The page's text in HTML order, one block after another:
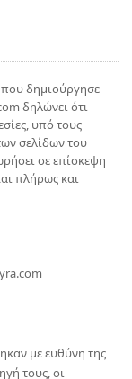
δημιούργησε
δηλώνει ότι
υπό τους
σελίδων του
σε επίσκεψη
πλήρως και
με ευθύνη της
τους, οι